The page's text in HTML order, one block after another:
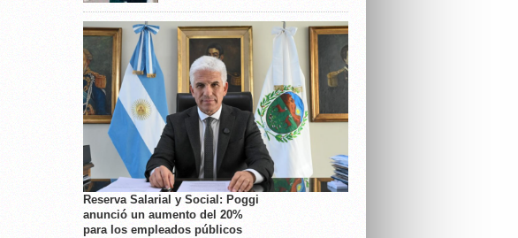
Reserva Salarial y Social: Poggi
anunció un aumento del 20%
para los empleados públicos